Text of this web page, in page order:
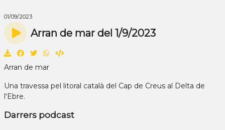
01/09/2023
Arran de mar del 1/9/2023
Arran de mar
Una travessa pel litoral català del Cap de Creus al Delta de
l'Ebre.
Darrers podcast